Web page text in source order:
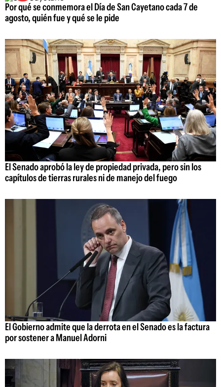
Por qué se conmemora el Día de San Cayetano cada 7 de
agosto, quién fue y qué se le pide
El Senado aprobó la ley de propiedad privada, pero sin los
capítulos de tierras rurales ni de manejo del fuego
El Gobierno admite que la derrota en el Senado es la factura
por sostener a Manuel Adorni